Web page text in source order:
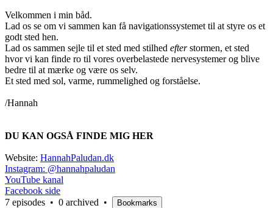
Velkommen i min båd.
Lad os se om vi sammen kan få navigationssystemet til at styre os et
godt sted hen.
Lad os sammen sejle til et sted med stilhed efterstormen, et sted
hvor vi kan finde ro til vores overbelastede nervesystemer og blive
bedre til at mærke og være os selv.
Et sted med sol, varme, rummelighed og forståelse.
/Hannah
DU KAN OGSÅ FINDE MIG HER
Website: HannahPaludan.dk
Instagram: @hannahpaludan
YouTube kanal
Facebook side
7 episodes • 0 archived • Bookmarks